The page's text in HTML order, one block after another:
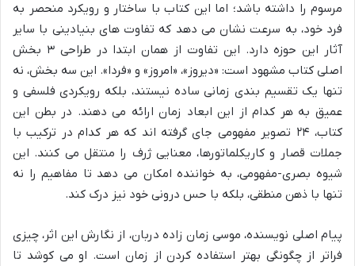
مرسوم را داشته باشد؛ اما این کتاب با ساختار و رویکرد منحصر به
فرد خود، به سرعت نشان می دهد که تفاوت های بنیادینی با سایر
آثار این حوزه دارد. این تفاوت از همان ابتدا در طراحی ۳ بخش
اصلی کتاب مشهود است: «دیروز»، «امروز» و «فردا». این سه بخش، نه
تنها یک تقسیم بندی زمانی ساده نیستند، بلکه رویکردی فلسفی و
عمیق به هر کدام از این ابعاد زمان ارائه می دهند. در بطن این
کتاب، ۲۴ تصویر مفهومی جای گرفته اند که هر کدام در ترکیب با
جملات قصار و کاریکلماتورها، معنایی ژرف را منتقل می کنند. این
شیوه بصری-مفهومی، به خواننده امکان می دهد تا مفاهیم را نه
تنها با ذهن منطقی، بلکه با حس درونی خود نیز درک کند.
پیام اصلی نویسنده، موسی زمان زاده دربان، از نگارش این اثر، چیزی
فراتر از چگونگی بهتر استفاده کردن از زمان است. او می کوشد تا